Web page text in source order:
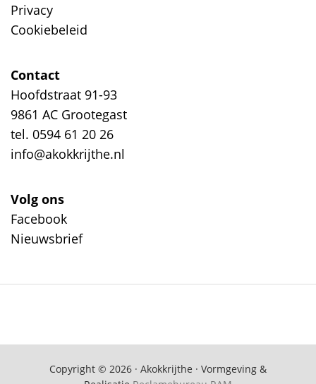
Privacy
Cookiebeleid
Contact
Hoofdstraat 91-93
9861 AC Grootegast
tel. 0594 61 20 26
info@akokkrijthe.nl
Volg ons
Facebook
Nieuwsbrief
Copyright © 2026 · Akokkrijthe · Vormgeving &